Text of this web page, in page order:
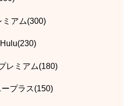
ミアム(300)
レミアム(180)
プラス(150)